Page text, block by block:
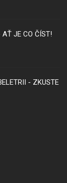
AŤ JE CO ČÍST!
- ZKUSTE